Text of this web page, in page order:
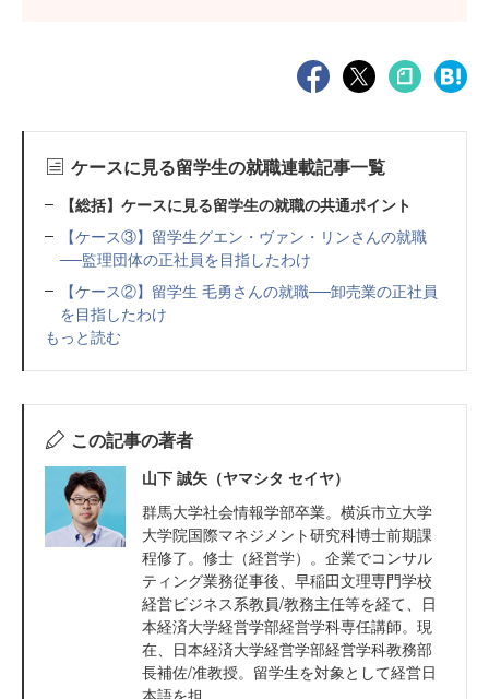
ケースに見る留学生の就職連載記事一覧
【総括】ケースに見る留学生の就職の共通ポイント
【ケース③】留学生グエン・ヴァン・リンさんの就職
──監理団体の正社員を目指したわけ
【ケース②】留学生 毛勇さんの就職──卸売業の正社員
を目指したわけ
もっと読む
この記事の著者
山下 誠矢（ヤマシタ セイヤ）
群馬大学社会情報学部卒業。横浜市立大学
大学院国際マネジメント研究科博士前期課
程修了。修士（経営学）。企業でコンサル
ティング業務従事後、早稲田文理専門学校
経営ビジネス系教員/教務主任等を経て、日
本経済大学経営学部経営学科専任講師。現
在、日本経済大学経営学部経営学科教務部
長補佐/准教授。留学生を対象として経営日
本語を担...